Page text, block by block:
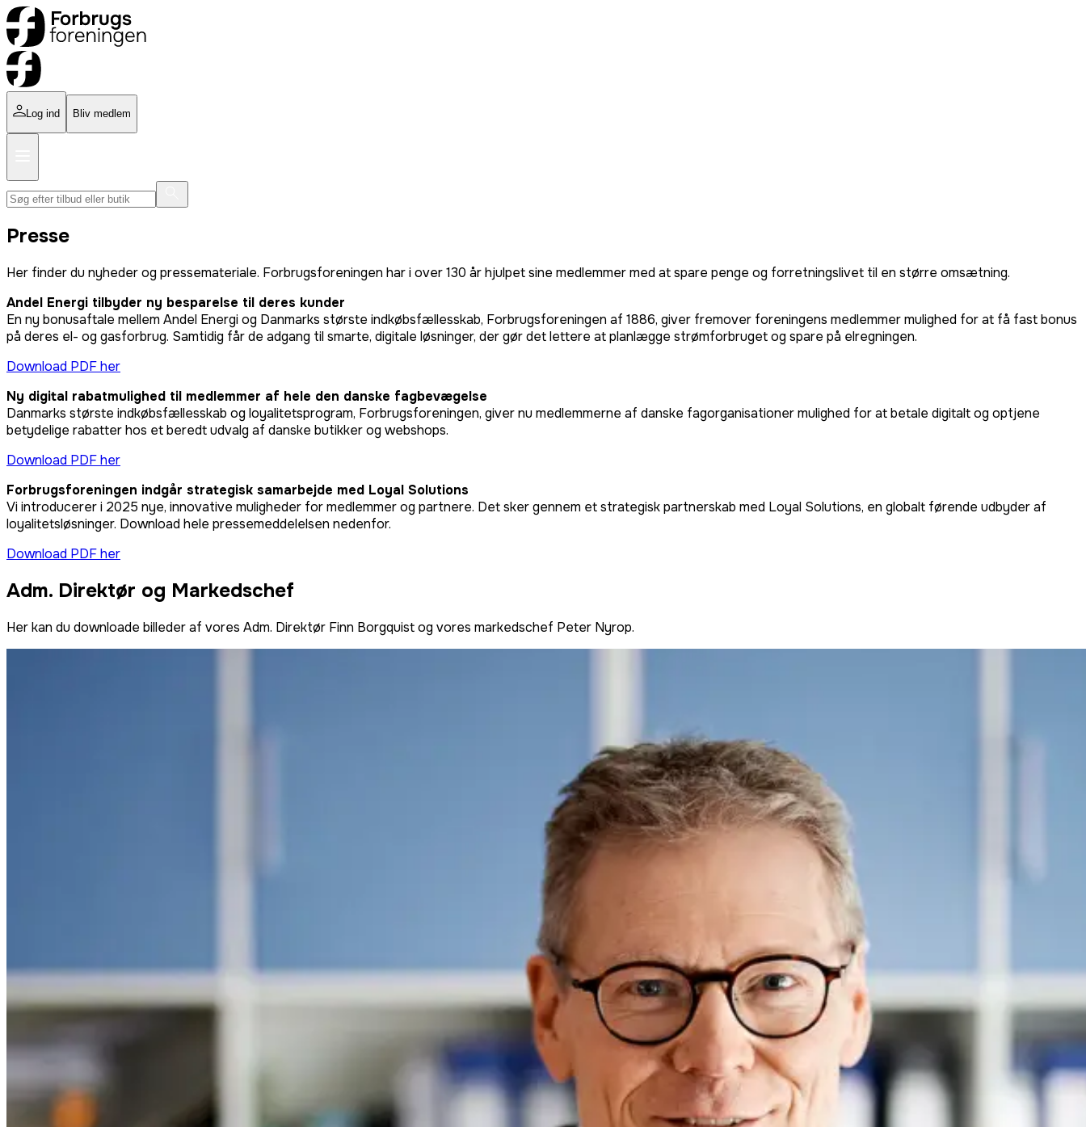
Log ind Bliv medlem
Presse
Her finder du nyheder og pressemateriale. Forbrugsforeningen har i over 130 år hjulpet sine medlemmer med at spare penge og forretningslivet til en større omsætning.
Andel Energi tilbyder ny besparelse til deres kunder
En ny bonusaftale mellem Andel Energi og Danmarks største indkøbsfællesskab, Forbrugsforeningen af 1886, giver fremover foreningens medlemmer mulighed for at få fast bonus
på deres el- og gasforbrug. Samtidig får de adgang til smarte, digitale løsninger, der gør det lettere at planlægge strømforbruget og spare på elregningen.
Download PDF her
Ny digital rabatmulighed til medlemmer af hele den danske fagbevægelse
Danmarks største indkøbsfællesskab og loyalitetsprogram, Forbrugsforeningen, giver nu medlemmerne af danske fagorganisationer mulighed for at betale digitalt og optjene
betydelige rabatter hos et beredt udvalg af danske butikker og webshops.
Download PDF her
Forbrugsforeningen indgår strategisk samarbejde med Loyal Solutions
Vi introducerer i 2025 nye, innovative muligheder for medlemmer og partnere. Det sker gennem et strategisk partnerskab med Loyal Solutions, en globalt førende udbyder af
loyalitetsløsninger. Download hele pressemeddelelsen nedenfor.
Download PDF her
Adm. Direktør og Markedschef
Her kan du downloade billeder af vores Adm. Direktør Finn Borgquist og vores markedschef Peter Nyrop.